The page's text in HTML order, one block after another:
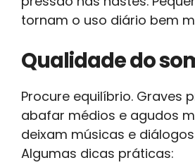
tornam o uso diário bem
Qualidade do
Procure equilíbrio. Graves
abafar médios e agudos
deixam músicas e
Algumas dicas práticas: